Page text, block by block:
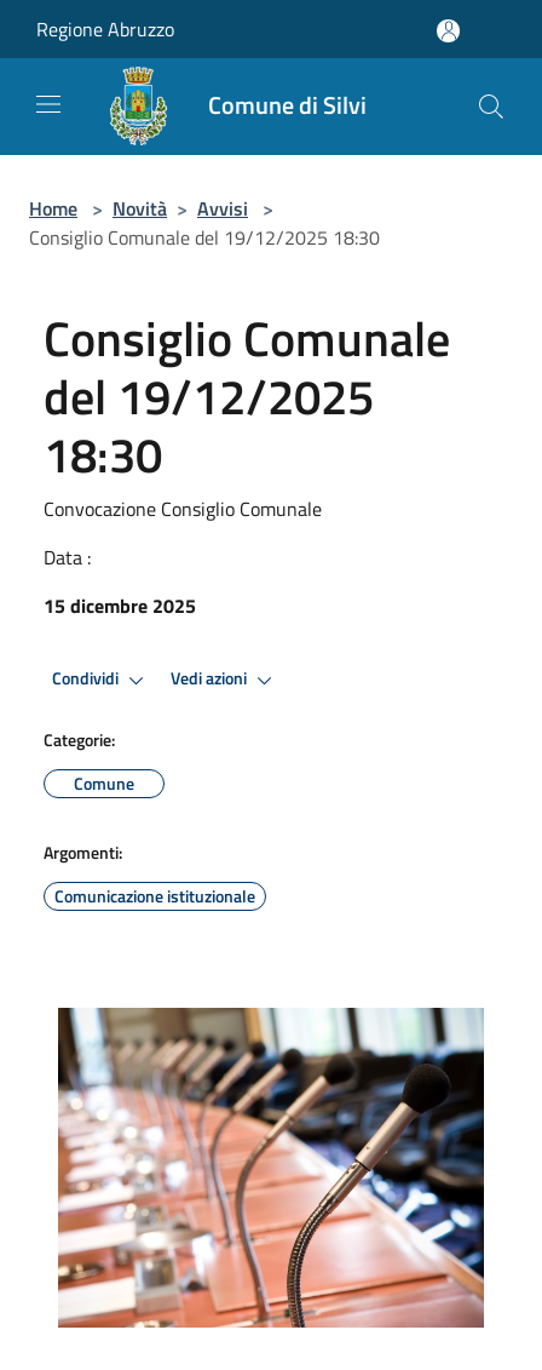
Regione Abruzzo
Comune di Silvi
Home > Novità > Avvisi >
Consiglio Comunale del 19/12/2025 18:30
Consiglio Comunale
del 19/12/2025
18:30
Convocazione Consiglio Comunale
Data :
15 dicembre 2025
Condividi Vedi azioni
Categorie:
Comune
Argomenti:
Comunicazione istituzionale